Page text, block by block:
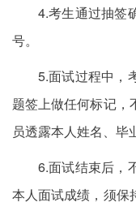
4.考生通过抽签
号。
5.面试过程中，
题签上做任何标记，
员透露本人姓名、毕
6.面试结束后，
本人面试成绩，须保